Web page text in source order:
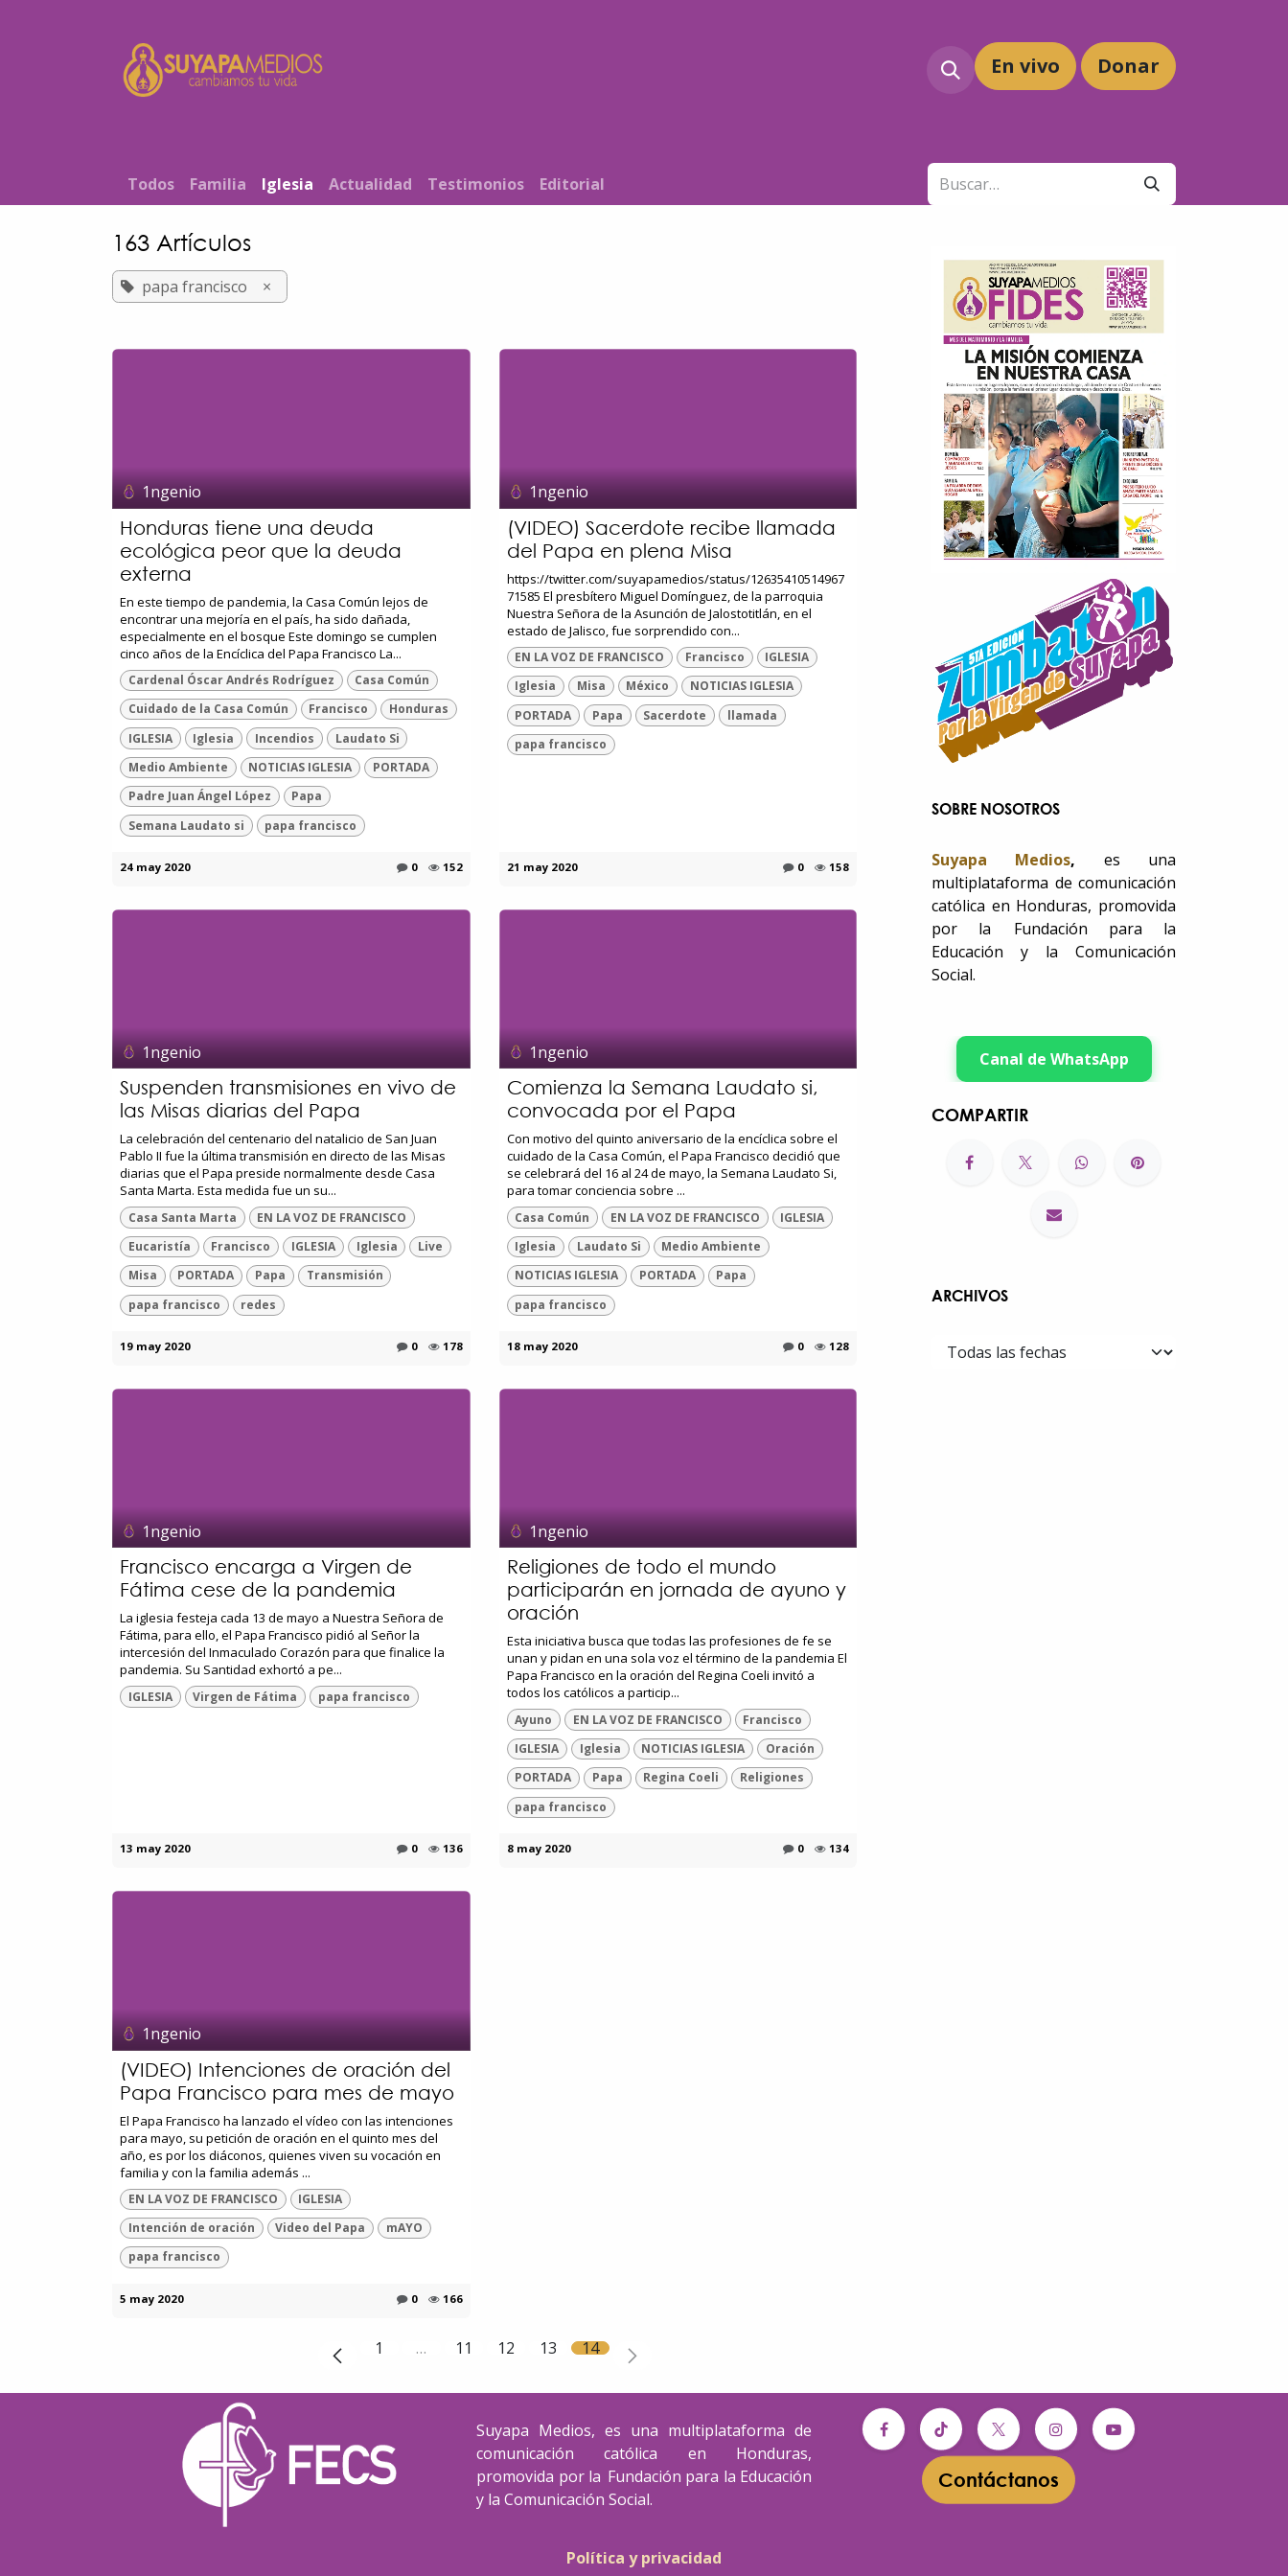
En vivo Donar
T​od​​os Familia Iglesia Actualidad Testimonios Editorial
163 Artículos
papa francisco ×
1ngenio
Honduras tiene una deuda
ecológica peor que la deuda
externa
En este tiempo de pandemia, la Casa Común lejos de
encontrar una mejoría en el país, ha sido dañada,
especialmente en el bosque Este domingo se cumplen
cinco años de la Encíclica del Papa Francisco La...
Cardenal Óscar Andrés Rodríguez
Casa Común
Cuidado de la Casa Común
Francisco
Honduras
IGLESIA
Iglesia Incendios
Laudato Si
Medio Ambiente
NOTICIAS IGLESIA
PORTADA
Padre Juan Ángel López
Papa
Semana Laudato si
papa francisco
24 may 2020 0 152
1ngenio
(VIDEO) Sacerdote recibe llamada
del Papa en plena Misa
https://twitter.com/suyapamedios/status/12635410514967
71585 El presbítero Miguel Domínguez, de la parroquia
Nuestra Señora de la Asunción de Jalostotitlán, en el
estado de Jalisco, fue sorprendido con...
EN LA VOZ DE FRANCISCO Francisco
IGLESIA
Iglesia
Misa México
NOTICIAS IGLESIA
PORTADA
Papa Sacerdote
llamada
papa francisco
21 may 2020 0 158
1ngenio
Suspenden transmisiones en vivo de
las Misas diarias del Papa
La celebración del centenario del natalicio de San Juan
Pablo II fue la última transmisión en directo de las Misas
diarias que el Papa preside normalmente desde Casa
Santa Marta. Esta medida fue un su...
Casa Santa Marta
EN LA VOZ DE FRANCISCO
Eucaristía
Francisco IGLESIA Iglesia
Live
Misa
PORTADA Papa
Transmisión
papa francisco
redes
19 may 2020 0 178
1ngenio
Comienza la Semana Laudato si,
convocada por el Papa
Con motivo del quinto aniversario de la encíclica sobre el
cuidado de la Casa Común, el Papa Francisco decidió que
se celebrará del 16 al 24 de mayo, la Semana Laudato Si,
para tomar conciencia sobre ...
Casa Común EN LA VOZ DE FRANCISCO
IGLESIA
Iglesia
Laudato Si
Medio Ambiente
NOTICIAS IGLESIA
PORTADA
Papa
papa francisco
18 may 2020 0 128
1ngenio
Francisco encarga a Virgen de
Fátima cese de la pandemia
La iglesia festeja cada 13 de mayo a Nuestra Señora de
Fátima, para ello, el Papa Francisco pidió al Señor la
intercesión del Inmaculado Corazón para que finalice la
pandemia. Su Santidad exhortó a pe...
IGLESIA Virgen de Fátima papa francisco
13 may 2020 0 136
1ngenio
Religiones de todo el mundo
participarán en jornada de ayuno y
oración
Esta iniciativa busca que todas las profesiones de fe se
unan y pidan en una sola voz el término de la pandemia El
Papa Francisco en la oración del Regina Coeli invitó a
todos los católicos a particip...
Ayuno EN LA VOZ DE FRANCISCO
Francisco
IGLESIA
Iglesia NOTICIAS IGLESIA
Oración
PORTADA
Papa Regina Coeli
Religiones
papa francisco
8 may 2020 0 134
1ngenio
(VIDEO) Intenciones de oración del
Papa Francisco para mes de mayo
El Papa Francisco ha lanzado el vídeo con las intenciones
para mayo, su petición de oración en el quinto mes del
año, es por los diáconos, quienes viven su vocación en
familia y con la familia además ...
EN LA VOZ DE FRANCISCO
IGLESIA
Intención de oración
Video del Papa
mAYO
papa francisco
5 may 2020 0 166
1 … 11 12 13 14
SOBRE NOSOTROS
Suyapa Medios, es una
multiplataforma de comunicación
católica en Honduras, promovida
por la Fundación para la
Educación y la Comunicación
Social.
Canal de WhatsApp
COMPARTIR
ARCHIVOS
Contáctanos​​
Suyapa Medios, es una multiplataforma de
comunicación católica en Honduras,
promovida por la Fundación para la Educación
y la Comunicación Social.
Política y privacidad